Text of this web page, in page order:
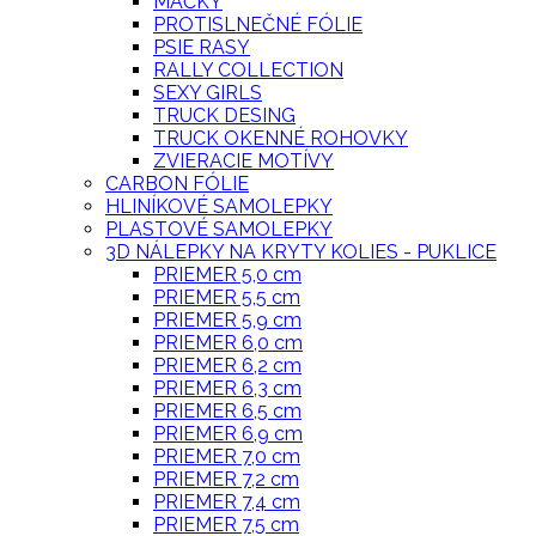
PROTISLNEČNÉ FÓLIE
PSIE RASY
RALLY COLLECTION
SEXY GIRLS
TRUCK DESING
TRUCK OKENNÉ ROHOVKY
ZVIERACIE MOTÍVY
CARBON FÓLIE
HLINÍKOVÉ SAMOLEPKY
PLASTOVÉ SAMOLEPKY
3D NÁLEPKY NA KRYTY KOLIES - PUKLICE
PRIEMER 5,0 cm
PRIEMER 5,5 cm
PRIEMER 5,9 cm
PRIEMER 6,0 cm
PRIEMER 6,2 cm
PRIEMER 6,3 cm
PRIEMER 6,5 cm
PRIEMER 6,9 cm
PRIEMER 7,0 cm
PRIEMER 7,2 cm
PRIEMER 7,4 cm
PRIEMER 7,5 cm